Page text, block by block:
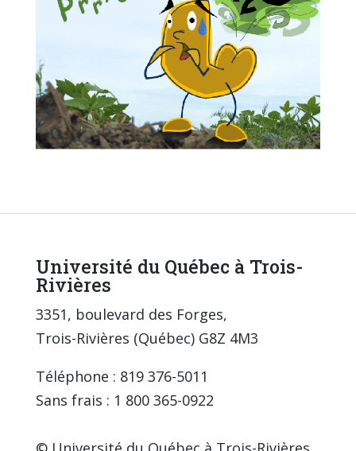
Université du Québec à Trois-
Rivières
3351, boulevard des Forges,
Trois-Rivières (Québec) G8Z 4M3
Téléphone : 819 376-5011
Sans frais : 1 800 365-0922